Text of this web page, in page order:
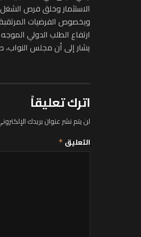
الاستثمار وخلق فرص
ارتفاع الطلب الدولي الموجه للمغرب بنسبة 3.2 في المائة، ومحصول الحبوب في حدود 70 مليون
يشار إلى أن مجلس النواب، صادق
اترك تعليقاً
لن يتم نشر عنوان بريدك
التعليق *